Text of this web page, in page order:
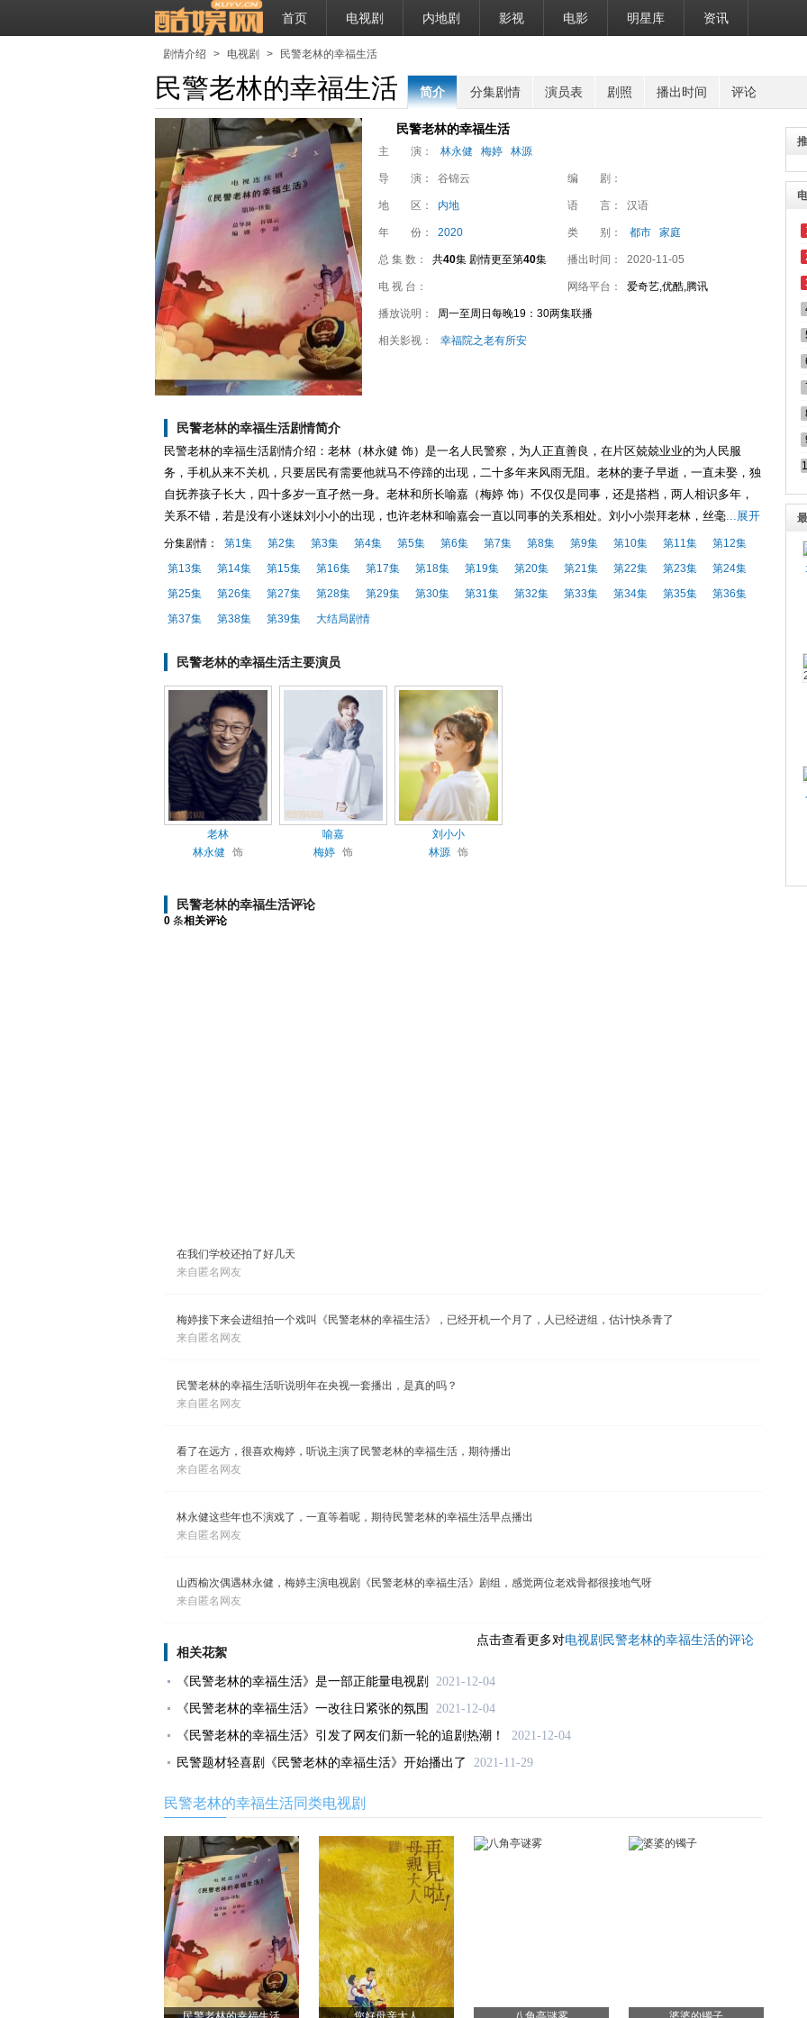
首页 电视剧 内地剧 影视 电影 明星库 资讯
剧情介绍 > 电视剧 > 民警老林的幸福生活
民警老林的幸福生活 简介 分集剧情 演员表 剧照 播出时间 评论
民警老林的幸福生活
主 演： 林永健 梅婷 林源
导 演： 谷锦云 编 剧：
地 区： 内地 语 言： 汉语
年 份： 2020 类 别： 都市 家庭
总 集 数： 共40集 剧情更至第40集 播出时间： 2020-11-05
电 视 台： 网络平台： 爱奇艺,优酷,腾讯
播放说明： 周一至周日每晚19：30两集联播
相关影视： 幸福院之老有所安
民警老林的幸福生活剧情简介
民警老林的幸福生活剧情介绍：老林（林永健 饰）是一名人民警察，为人正直善良，在片区兢兢业业的为人民服
务，手机从来不关机，只要居民有需要他就马不停蹄的出现，二十多年来风雨无阻。老林的妻子早逝，一直未娶，独
自抚养孩子长大，四十多岁一直孑然一身。老林和所长喻嘉（梅婷 饰）不仅仅是同事，还是搭档，两人相识多年，
关系不错，若是没有小迷妹刘小小的出现，也许老林和喻嘉会一直以同事的关系相处。刘小小崇拜老林，丝毫...展开
分集剧情： 第1集 第2集 第3集 第4集 第5集 第6集 第7集 第8集 第9集 第10集 第11集
第12集
第13集
第14集 第15集 第16集 第17集 第18集 第19集 第20集 第21集 第22集 第23集
第24集
第25集
第26集 第27集 第28集 第29集 第30集 第31集 第32集 第33集 第34集 第35集
第36集
第37集
第38集 第39集 大结局剧情
民警老林的幸福生活主要演员
老林
林永健
饰
喻嘉
梅婷 饰
刘小小
林源 饰
民警老林的幸福生活评论
0 条相关评论
在我们学校还拍了好几天
来自匿名网友
梅婷接下来会进组拍一个戏叫《民警老林的幸福生活》，已经开机一个月了，人已经进组，估计快杀青了
来自匿名网友
民警老林的幸福生活听说明年在央视一套播出，是真的吗？
来自匿名网友
看了在远方，很喜欢梅婷，听说主演了民警老林的幸福生活，期待播出
来自匿名网友
林永健这些年也不演戏了，一直等着呢，期待民警老林的幸福生活早点播出
来自匿名网友
山西榆次偶遇林永健，梅婷主演电视剧《民警老林的幸福生活》剧组，感觉两位老戏骨都很接地气呀
来自匿名网友
点击查看更多对电视剧民警老林的幸福生活的评论
相关花絮
《民警老林的幸福生活》是一部正能量电视剧
2021-12-04
《民警老林的幸福生活》一改往日紧张的氛围
2021-12-04
《民警老林的幸福生活》引发了网友们新一轮的追剧热潮！
2021-12-04
民警题材轻喜剧《民警老林的幸福生活》开始播出了
2021-11-29
民警老林的幸福生活同类电视剧